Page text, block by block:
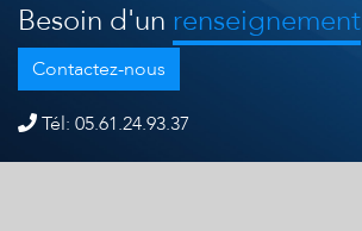
Besoin d'un renseignement
Contactez-nous
Tél: 05.61.24.93.37